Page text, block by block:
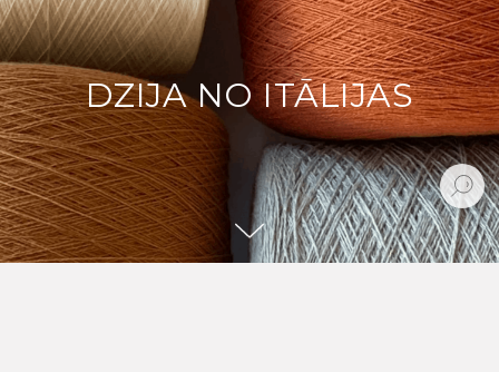
DZIJA NO ITĀLIJAS